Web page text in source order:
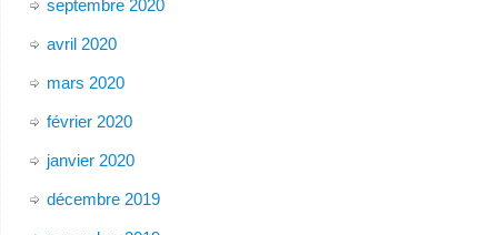
septembre 2020
avril 2020
mars 2020
février 2020
janvier 2020
décembre 2019